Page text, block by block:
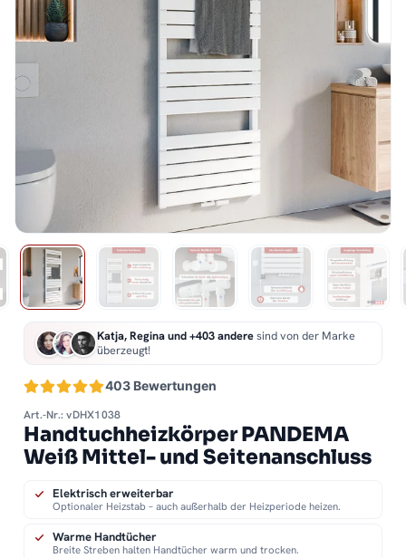
403 Bewertungen
Katja, Regina und +403 anderesind von der Marke
überzeugt!
Art.-Nr.: vDHX1038
Handtuchheizkörper PANDEMA
Weiß Mittel- und Seitenanschluss
Elektrisch erweiterbar
Optionaler Heizstab – auch außerhalb der Heizperiode heizen.
Warme Handtücher
Breite Streben halten Handtücher warm und trocken.